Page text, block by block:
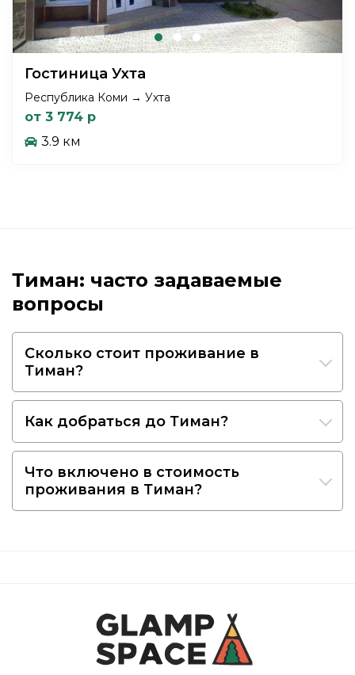
Гостиница Ухта
Республика Коми → Ухта
от 3 774 р
3.9 км
Тиман: часто задаваемые
вопросы
Сколько стоит проживание в
Тиман?
Как добраться до Тиман?
Что включено в стоимость
проживания в Тиман?